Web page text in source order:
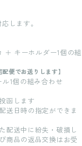
します。
＋ キーホルダー1個の組
便でお送りします】
ル1個の組み合わせ
函します
送日時の指定ができま
配送中に紛失・破損し
商品の返品交換はお受